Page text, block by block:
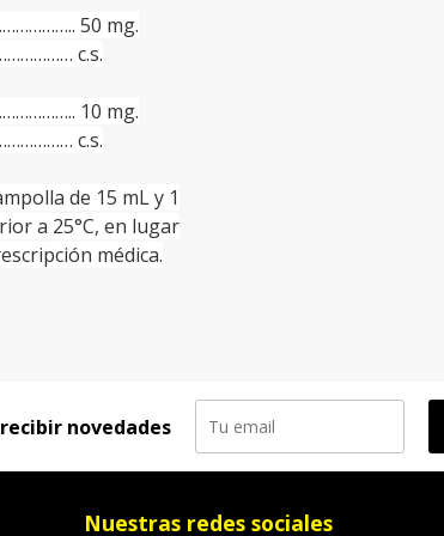
50 mg.
c.s.
10 mg.
c.s.
de 15 mL y 1
a 25°C, en lugar
médica.
novedades
Nuestras redes sociales